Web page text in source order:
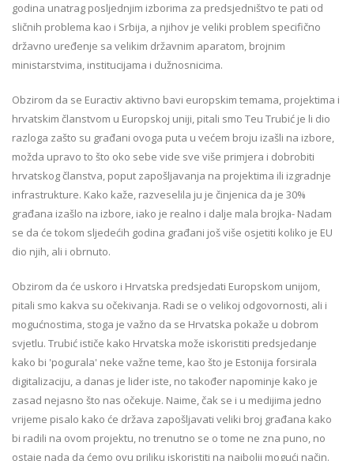
godina unatrag posljednjim izborima za predsjedništvo te pati od
sličnih problema kao i Srbija, a njihov je veliki problem specifično
državno uređenje sa velikim državnim aparatom, brojnim
ministarstvima, institucijama i dužnosnicima.
Obzirom da se Euractiv aktivno bavi europskim temama, projektima i
hrvatskim članstvom u Europskoj uniji, pitali smo Teu Trubić je li dio
razloga zašto su građani ovoga puta u većem broju izašli na izbore,
možda upravo to što oko sebe vide sve više primjera i dobrobiti
hrvatskog članstva, poput zapošljavanja na projektima ili izgradnje
infrastrukture. Kako kaže, razveselila ju je činjenica da je 30%
građana izašlo na izbore, iako je realno i dalje mala brojka- Nadam
se da će tokom sljedećih godina građani još više osjetiti koliko je EU
dio njih, ali i obrnuto.
Obzirom da će uskoro i Hrvatska predsjedati Europskom unijom,
pitali smo kakva su očekivanja. Radi se o velikoj odgovornosti, ali i
mogućnostima, stoga je važno da se Hrvatska pokaže u dobrom
svjetlu. Trubić ističe kako Hrvatska može iskoristiti predsjedanje
kako bi 'pogurala' neke važne teme, kao što je Estonija forsirala
digitalizaciju, a danas je lider iste, no također napominje kako je
zasad nejasno što nas očekuje. Naime, čak se i u medijima jedno
vrijeme pisalo kako će država zapošljavati veliki broj građana kako
bi radili na ovom projektu, no trenutno se o tome ne zna puno, no
ostaje nada da ćemo ovu priliku iskoristiti na najbolji mogući način.